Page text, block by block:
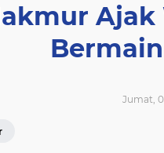
Ajak
Jumat,